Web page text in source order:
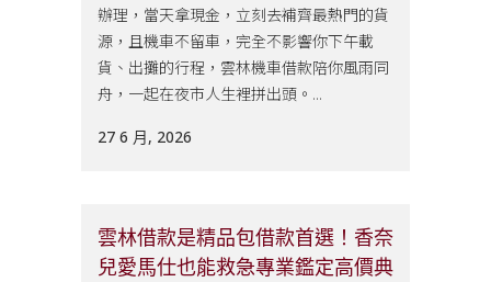
辦理，當天拿現金，立刻去補齊最熱門的貨
源，且機車不留車，完全不影響你下午載
貨、出攤的行程，雲林機車借款陪你風雨同
舟，一起在夜市人生裡拼出頭。...
27 6 月, 2026
雲林借款是精品包借款首選！香奈
兒愛馬仕也能救急專業鑑定高價典